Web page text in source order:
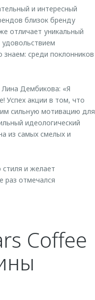
и интересный
близок бренду
отличает уникальный
среди поклонников
Лина Дембикова: «Я
Успех акции в том, что
сильную мотивацию для
идеологический
из самых смелых и
стиля и желает
раз отмечался
Coffee